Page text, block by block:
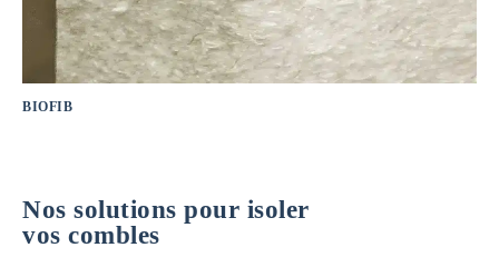
BIOFIB
Nos solutions pour isoler
vos combles